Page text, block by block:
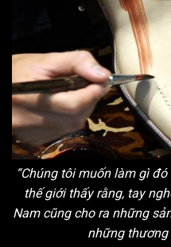
“Chúng tôi muốn làm gì
thế giới thấy rằng, tay
Nam cũng cho ra những
những thương